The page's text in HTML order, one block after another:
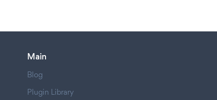
Main
Blog
Plugin Library